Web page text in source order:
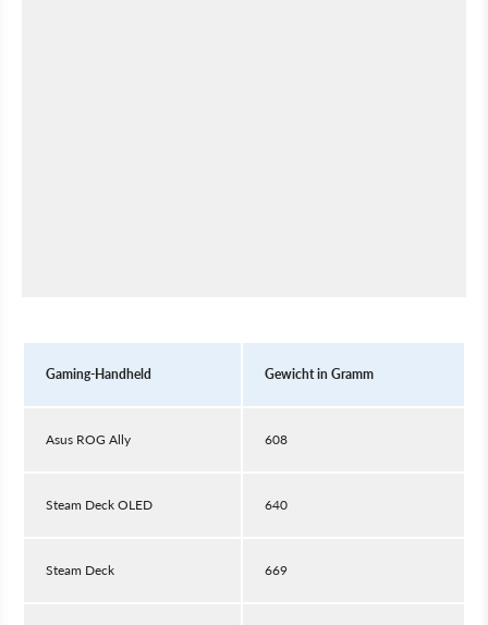
Gaming-Handheld Gewicht in Gramm
Asus ROG Ally 608
Steam Deck OLED 640
Steam Deck 669